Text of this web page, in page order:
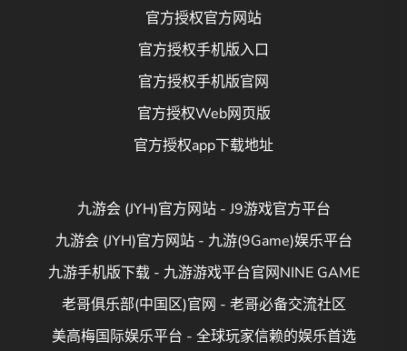
官方授权官方网站
官方授权手机版入口
官方授权手机版官网
官方授权Web网页版
官方授权app下载地址
九游会 (JYH)官方网站 - J9游戏官方平台
九游会 (JYH)官方网站 - 九游(9Game)娱乐平台
九游手机版下载 - 九游游戏平台官网NINE GAME
老哥俱乐部(中国区)官网 - 老哥必备交流社区
美高梅国际娱乐平台 - 全球玩家信赖的娱乐首选